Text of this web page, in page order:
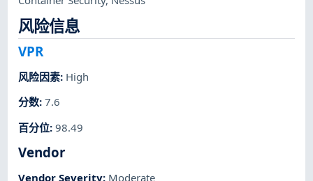
风险信息
VPR
风险因素: High
分数:7.6
百分位:98.49
Vendor
Vendor Severity: Moderate